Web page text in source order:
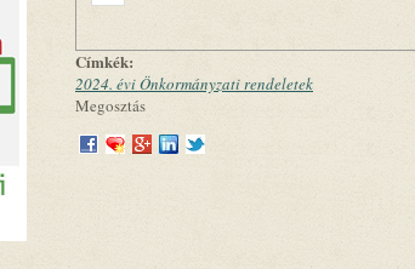
Címkék:
2024. évi Önkormányzati rendeletek
Megosztás